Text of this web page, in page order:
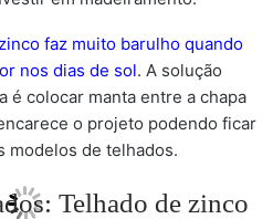
faz muito barulho quando
nos dias de sol. A solução
é colocar manta entre a chapa
o projeto podendo ficar
modelos de telhados.